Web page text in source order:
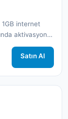
1GB internet
aktivasyon
Satın Al